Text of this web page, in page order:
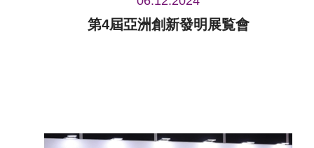
第4屆亞洲創新發明展覧會